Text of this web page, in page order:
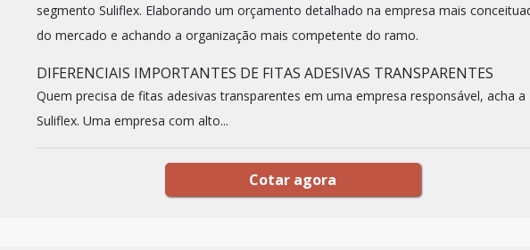
segmento Suliflex. Elaborando um orçamento detalhado na empresa mais
do mercado e achando a organização mais competente do ramo.
DIFERENCIAIS IMPORTANTES DE FITAS ADESIVAS TRANSPARENTES
Quem precisa de fitas adesivas transparentes em uma empresa responsável, acha a
Suliflex. Uma empresa com alto...
Cotar agora